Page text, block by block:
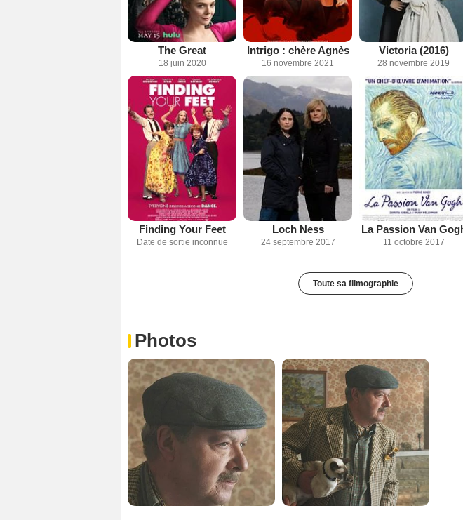
The Great
18 juin 2020
Intrigo : chère Agnès
16 novembre 2021
Victoria (2016)
28 novembre 2019
Finding Your Feet
Date de sortie inconnue
Loch Ness
24 septembre 2017
La Passion Van
11 octobre 2017
Toute sa filmographie
Photos